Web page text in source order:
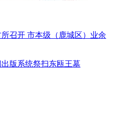
召开 市本级（鹿城区）业余
版系统祭扫东瓯王墓